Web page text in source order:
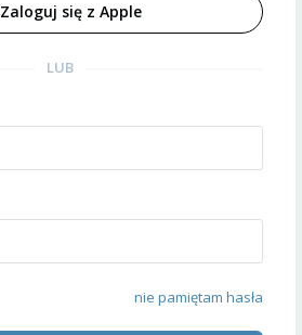
Zaloguj się z Apple
LUB
nie pamiętam hasła